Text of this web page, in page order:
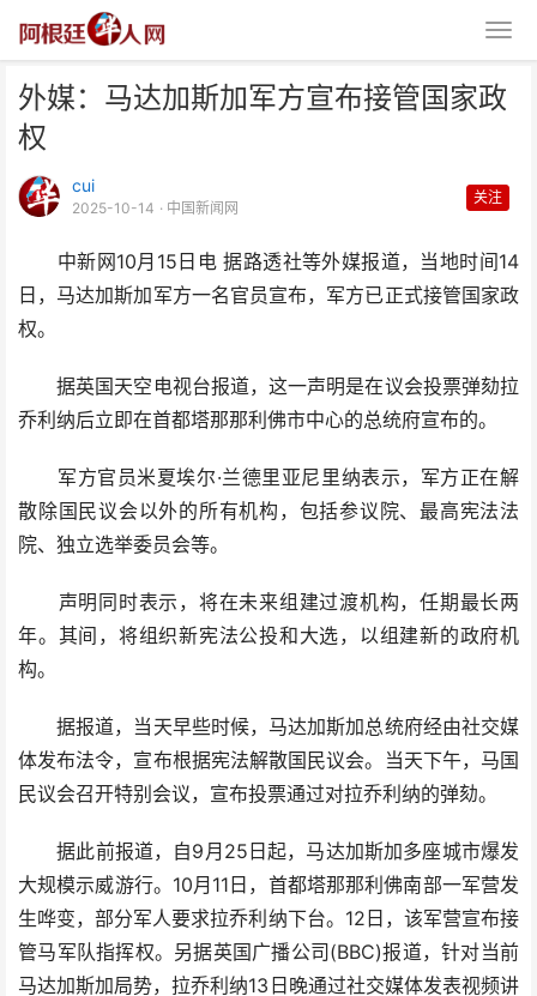
外媒：马达加斯加军方宣布接管国家政
权
cui
2025-10-14 · 中国新闻网
关注
中新网10月15日电 据路透社等外媒报道，当地时间14
日，马达加斯加军方一名官员宣布，军方已正式接管国家政
权。
据英国天空电视台报道，这一声明是在议会投票弹劾拉
乔利纳后立即在首都塔那那利佛市中心的总统府宣布的。
军方官员米夏埃尔·兰德里亚尼里纳表示，军方正在解
散除国民议会以外的所有机构，包括参议院、最高宪法法
院、独立选举委员会等。
声明同时表示，将在未来组建过渡机构，任期最长两
年。其间，将组织新宪法公投和大选，以组建新的政府机
构。
据报道，当天早些时候，马达加斯加总统府经由社交媒
体发布法令，宣布根据宪法解散国民议会。当天下午，马国
民议会召开特别会议，宣布投票通过对拉乔利纳的弹劾。
据此前报道，自9月25日起，马达加斯加多座城市爆发
大规模示威游行。10月11日，首都塔那那利佛南部一军营发
生哗变，部分军人要求拉乔利纳下台。12日，该军营宣布接
管马军队指挥权。另据英国广播公司(BBC)报道，针对当前
马达加斯加局势，拉乔利纳13日晚通过社交媒体发表视频讲
外媒：马达加斯加军方宣布接管国
家政权